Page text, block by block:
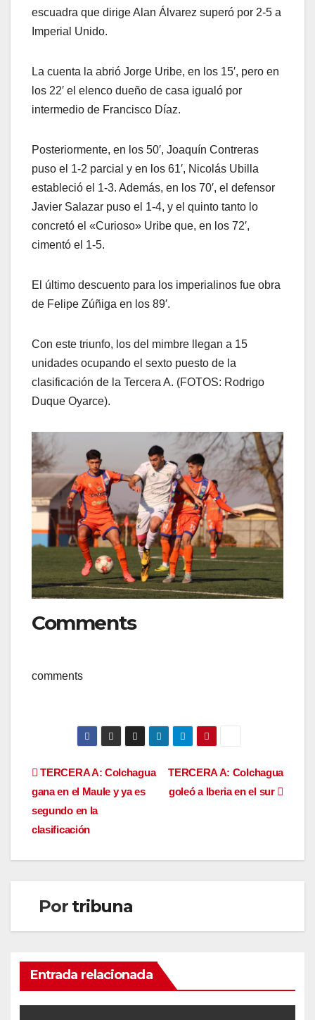
escuadra que dirige Alan Álvarez superó por 2-5 a
Imperial Unido.
La cuenta la abrió Jorge Uribe, en los 15′, pero en
los 22′ el elenco dueño de casa igualó por
intermedio de Francisco Díaz.
Posteriormente, en los 50′, Joaquín Contreras
puso el 1-2 parcial y en los 61′, Nicolás Ubilla
estableció el 1-3. Además, en los 70′, el defensor
Javier Salazar puso el 1-4, y el quinto tanto lo
concretó el «Curioso» Uribe que, en los 72′,
cimentó el 1-5.
El último descuento para los imperialinos fue obra
de Felipe Zúñiga en los 89′.
Con este triunfo, los del mimbre llegan a 15
unidades ocupando el sexto puesto de la
clasificación de la Tercera A. (FOTOS: Rodrigo
Duque Oyarce).
Comments
comments
Navegación
de
entradas
TERCERA A: Colchagua
goleó a Iberia en el sur
TERCERA A: Colchagua
gana en el Maule y ya es
segundo en la
clasificación
Por tribuna
Entrada relacionada